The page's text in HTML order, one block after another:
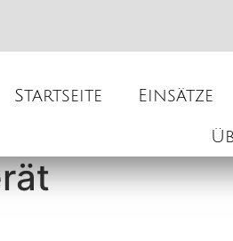
Startseite Einsätze